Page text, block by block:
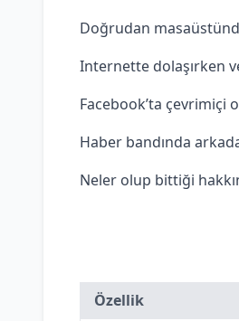
Doğrudan
Internette dolaşırken
Facebook’ta çevrimiçi
Haber bandında
Neler olup bittiği
Özellik